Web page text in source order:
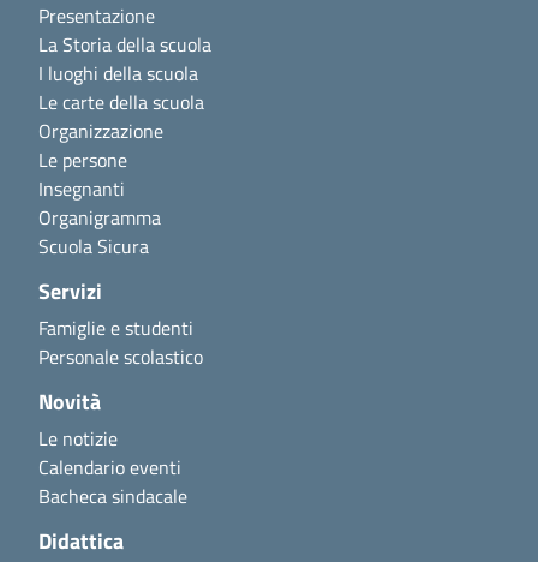
Presentazione
La Storia della scuola
I luoghi della scuola
Le carte della scuola
Organizzazione
Le persone
Insegnanti
Organigramma
Scuola Sicura
Servizi
Famiglie e studenti
Personale scolastico
Novità
Le notizie
Calendario eventi
Bacheca sindacale
Didattica